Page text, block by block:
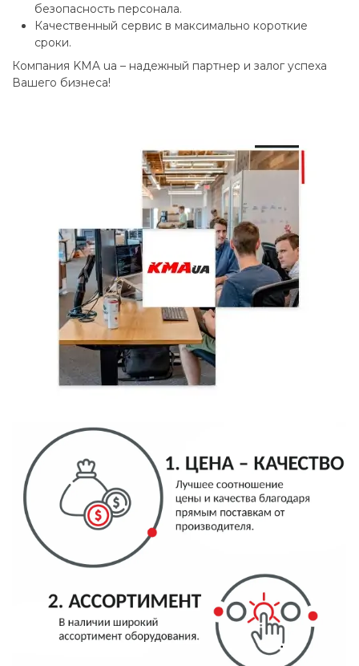
безопасность персонала.
Качественный сервис в максимально короткие
сроки.
Компания KMA ua – надежный партнер и залог успеха
Вашего бизнеса!